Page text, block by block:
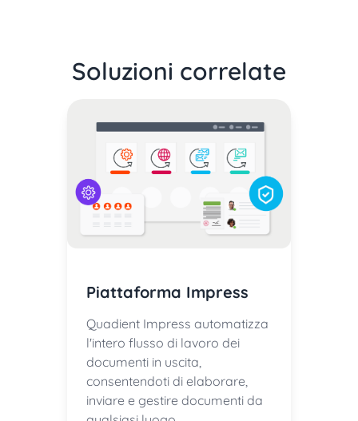
Soluzioni correlate
Piattaforma Impress
Quadient Impress automatizza
l'intero flusso di lavoro dei
documenti in uscita,
consentendoti di elaborare,
inviare e gestire documenti da